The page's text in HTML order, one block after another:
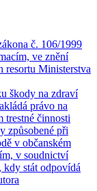
č. 106/1999
ve znění
resortu Ministerstva
škody na zdraví
právo na
trestné činnosti
způsobené při
v občanském
v soudnictví
kdy stát odpovídá